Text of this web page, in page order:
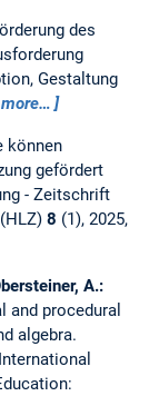
des
Gestaltung
more…
können
gefördert
- Zeitschrift
8 (1), 2025,
A.:
and procedural
algebra.